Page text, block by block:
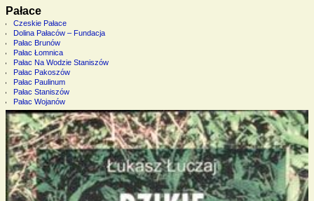
Pałace
Czeskie Pałace
Dolina Pałaców – Fundacja
Pałac Brunów
Pałac Łomnica
Pałac Na Wodzie Staniszów
Pałac Pakoszów
Pałac Paulinum
Pałac Staniszów
Pałac Wojanów